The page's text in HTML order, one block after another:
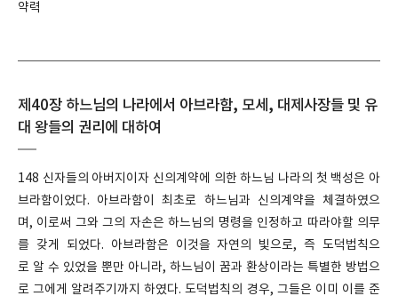
약력
제40장 하느님의 나라에서 아브라함, 모세, 대제사장들 및 유
대 왕들의 권리에 대하여
148 신자들의 아버지이자 신의계약에 의한 하느님 나라의 첫 백성은 아
브라함이었다. 아브라함이 최초로 하느님과 신의계약을 체결하였으
며, 이로써 그와 그의 자손은 하느님의 명령을 인정하고 따라야할 의무
를 갖게 되었다. 아브라함은 이것을 자연의 빛으로, 즉 도덕법칙으
로 알 수 있었을 뿐만 아니라, 하느님이 꿈과 환상이라는 특별한 방법으
로 그에게 알려주기까지 하였다. 도덕법칙의 경우, 그들은 이미 이를 준